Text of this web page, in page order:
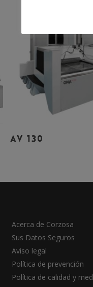
AV 130
Acerca de Corzosa
Sus Datos Seguros
Aviso legal
Política de prevención
Política de calidad y